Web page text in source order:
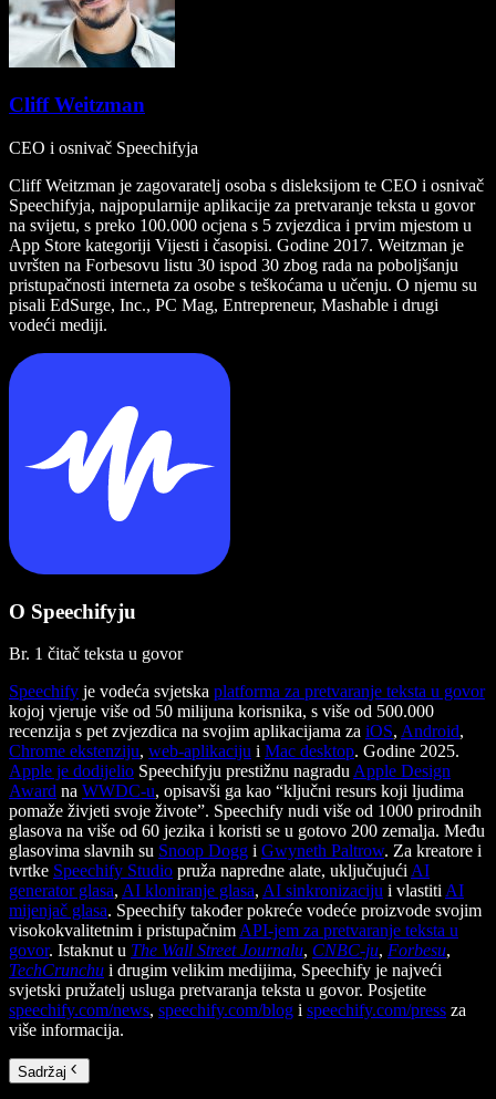
Cliff Weitzman
CEO i osnivač Speechifyja
Cliff Weitzman je zagovaratelj osoba s disleksijom te CEO i osnivač
Speechifyja, najpopularnije aplikacije za pretvaranje teksta u govor
na svijetu, s preko 100.000 ocjena s 5 zvjezdica i prvim mjestom u
App Store kategoriji Vijesti i časopisi. Godine 2017. Weitzman je
uvršten na Forbesovu listu 30 ispod 30 zbog rada na poboljšanju
pristupačnosti interneta za osobe s teškoćama u učenju. O njemu su
pisali EdSurge, Inc., PC Mag, Entrepreneur, Mashable i drugi
vodeći mediji.
O Speechifyju
Br. 1 čitač teksta u govor
Speechify je vodeća svjetska platforma za pretvaranje teksta u govor
kojoj vjeruje više od 50 milijuna korisnika, s više od 500.000
recenzija s pet zvjezdica na svojim aplikacijama za iOS, Android,
Chrome ekstenziju, web-aplikaciju i Mac desktop. Godine 2025.
Apple je dodijelio Speechifyju prestižnu nagradu Apple Design
Award na WWDC-u, opisavši ga kao “ključni resurs koji ljudima
pomaže živjeti svoje živote”. Speechify nudi više od 1000 prirodnih
glasova na više od 60 jezika i koristi se u gotovo 200 zemalja. Među
glasovima slavnih su Snoop Dogg i Gwyneth Paltrow. Za kreatore i
tvrtke Speechify Studio pruža napredne alate, uključujući AI
generator glasa, AI kloniranje glasa, AI sinkronizaciju i vlastiti AI
mijenjač glasa. Speechify također pokreće vodeće proizvode svojim
visokokvalitetnim i pristupačnim API-jem za pretvaranje teksta u
govor. Istaknut u The Wall Street Journalu, CNBC-ju, Forbesu,
TechCrunchu i drugim velikim medijima, Speechify je najveći
svjetski pružatelj usluga pretvaranja teksta u govor. Posjetite
speechify.com/news, speechify.com/blog i speechify.com/press za
više informacija.
Sadržaj